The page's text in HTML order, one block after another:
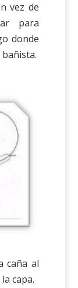
vez de
para
donde
caña al
capa.